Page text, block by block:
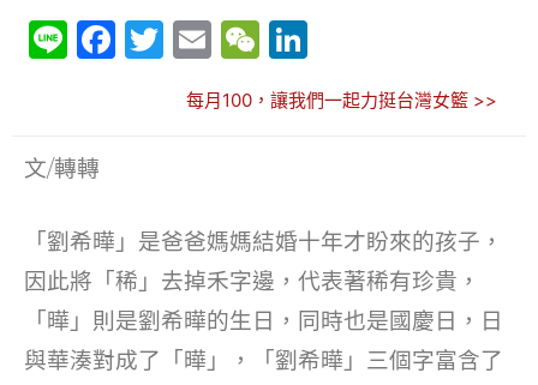
Li F
o
o
k
T
itt
E
ai
W
C k
n
每月100，讓我們一起力挺台灣女籃 >>
文/轉轉
「劉希曄」是爸爸媽媽結婚十年才盼來的孩子，
因此將「稀」去掉禾字邊，代表著稀有珍貴，
「曄」則是劉希曄的生日，同時也是國慶日，日
與華湊對成了「曄」，「劉希曄」三個字富含了